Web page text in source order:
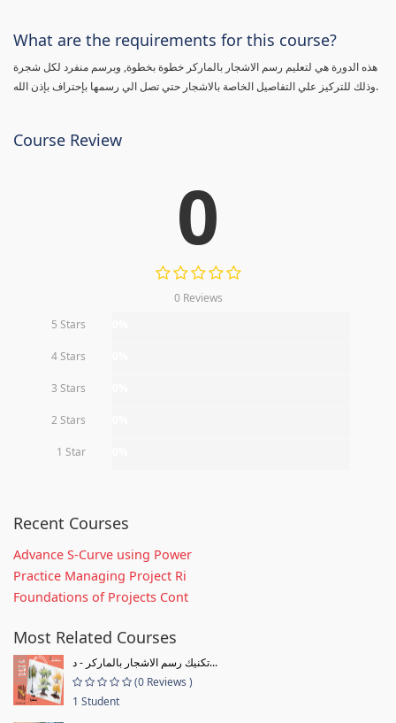
What are the requirements for this course?
هذه الدورة هي لتعليم رسم الاشجار بالماركر خطوة بخطوة, وبرسم منفرد لكل شجرة
وذلك للتركيز علي التفاصيل الخاصة بالاشجار حتي تصل الي رسمها بإحتراف بإذن الله.
Course Review
0
0 Reviews
5 Stars
4 Stars
3 Stars
2 Stars
1 Star
Recent Courses
Advance S-Curve using Power
Practice Managing Project Ri
Foundations of Projects Cont
Most Related Courses
تكنيك رسم الاشجار بالماركر - د...
(0 Reviews )
1 Student